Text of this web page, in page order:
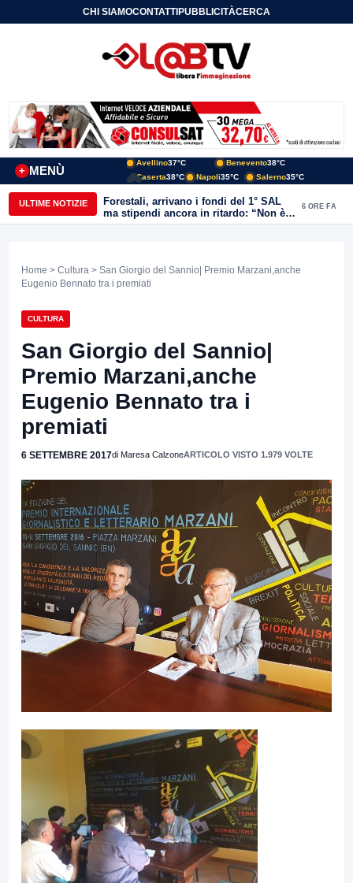
CHI SIAMOCONTATTIPUBBLICITÀCERCA
MENÙ
+
Avellino37°C Benevento38°C
Caserta38°C Napoli35°C Salerno35°C
ULTIME NOTIZIE
Forestali, arrivano i fondi del 1° SAL
ma stipendi ancora in ritardo: “Non è
più sostenibile”
6 ORE FA
Home > Cultura > San Giorgio del Sannio| Premio Marzani,anche
Eugenio Bennato tra i premiati
CULTURA
San Giorgio del Sannio|
Premio Marzani,anche
Eugenio Bennato tra i
premiati
6 SETTEMBRE 2017di Maresa CalzoneARTICOLO VISTO 1.979 VOLTE